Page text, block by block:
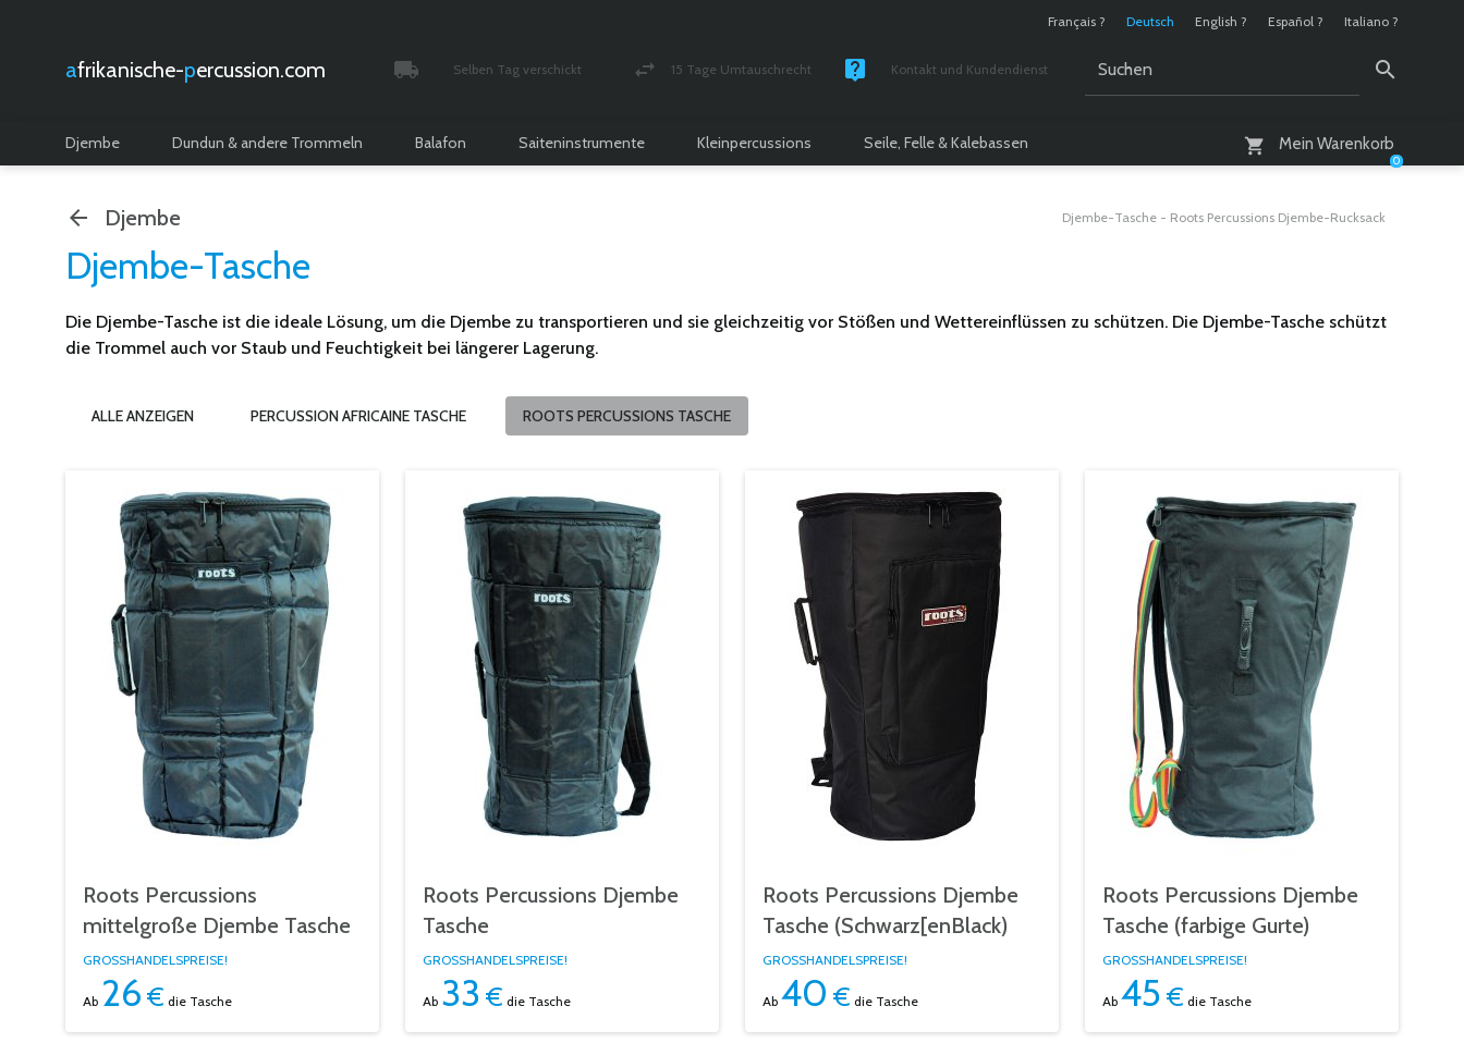
Français ? Deutsch English ? Español ? Italiano ?
afrikanische- percussion.com Selben Tag verschickt 15 Tage Umtauschrecht Kontakt und Kundendienst
Mein Warenkorb
0
Djembe Dundun & andere Trommeln Balafon Saiteninstrumente Kleinpercussions Seile, Felle & Kalebassen
Djembe Djembe-Tasche - Roots Percussions Djembe-Rucksack
Djembe-Tasche
Die Djembe-Tasche ist die ideale Lösung, um die Djembe zu transportieren und sie gleichzeitig vor Stößen und Wettereinflüssen zu schützen. Die Djembe-Tasche schützt
die Trommel auch vor Staub und Feuchtigkeit bei längerer Lagerung.
ALLE ANZEIGEN PERCUSSION AFRICAINE TASCHE ROOTS PERCUSSIONS TASCHE
Roots Percussions
mittelgroße Djembe Tasche
GROSSHANDELSPREISE!
Ab 26 € die Tasche
Roots Percussions Djembe
Tasche
GROSSHANDELSPREISE!
Ab 33 € die Tasche
Roots Percussions Djembe
Tasche (Schwarz[enBlack)
GROSSHANDELSPREISE!
Ab 40 € die Tasche
Roots Percussions Djembe
Tasche (farbige Gurte)
GROSSHANDELSPREISE!
Ab 45 € die Tasche